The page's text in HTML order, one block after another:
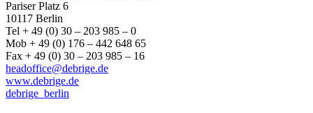
Pariser Platz 6
10117 Berlin
Tel + 49 (0) 30 – 203 985 – 0
Mob + 49 (0) 176 – 442 648 65
Fax + 49 (0) 30 – 203 985 – 16
headoffice@debrige.de
www.debrige.de
debrige_berlin